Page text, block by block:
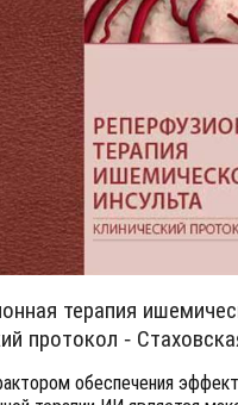
терапия
протокол -
обеспечения